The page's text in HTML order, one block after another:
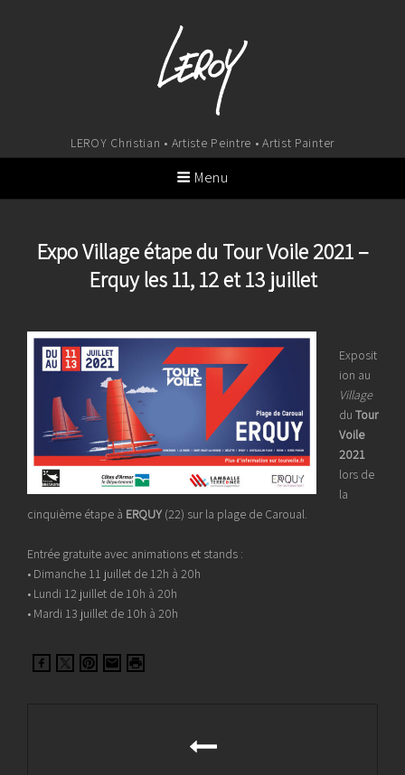
LEROY Christian • Artiste Peintre • Artist Painter
Menu
Expo Village étape du Tour Voile 2021 –
Erquy les 11, 12 et 13 juillet
Exposit
ion au
Village
du Tour
Voile
2021
lors de
la
cinquième étape à ERQUY (22) sur la plage de Caroual.
Entrée gratuite avec animations et stands :
• Dimanche 11 juillet de 12h à 20h
• Lundi 12 juillet de 10h à 20h
• Mardi 13 juillet de 10h à 20h